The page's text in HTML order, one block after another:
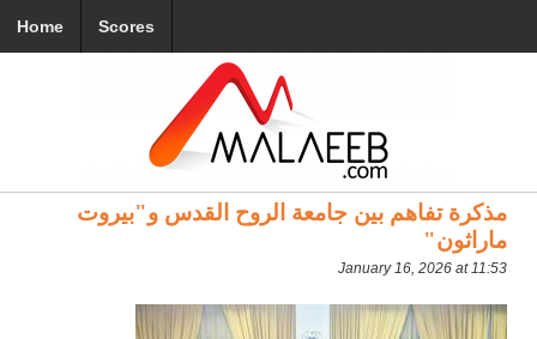
Home Scores
مذكرة تفاهم بين جامعة الروح القدس و"بيروت
ماراثون"
January 16, 2026 at 11:53